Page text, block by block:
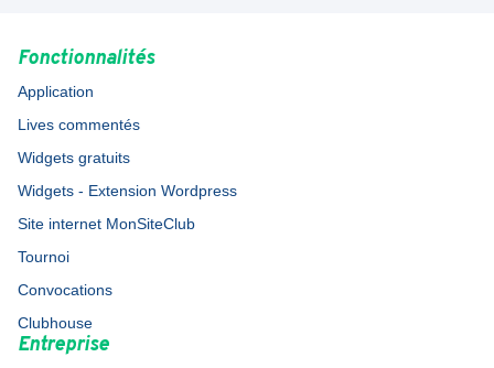
Fonctionnalités
Application
Lives commentés
Widgets gratuits
Widgets - Extension Wordpress
Site internet MonSiteClub
Tournoi
Convocations
Clubhouse
Entreprise